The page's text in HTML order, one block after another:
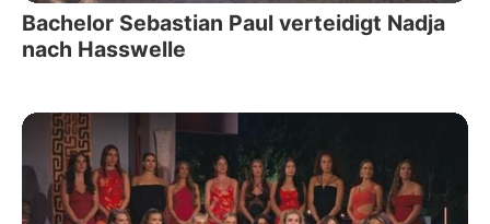
Bachelor Sebastian Paul verteidigt Nadja
nach Hasswelle